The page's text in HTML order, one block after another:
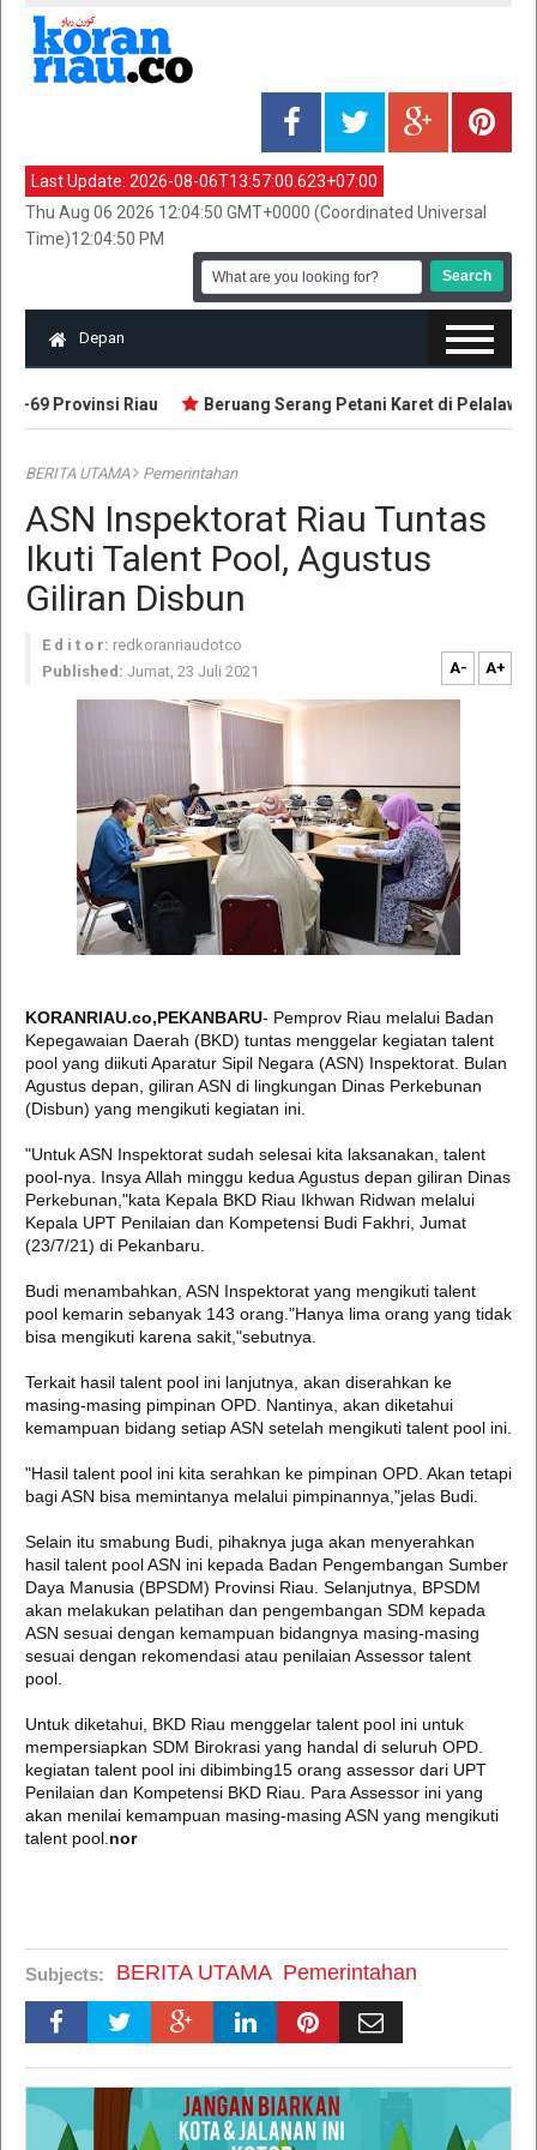
Last Update: 2026-08-06T13:57:00.623+07:00
Thu Aug 06 2026 12:04:50 GMT+0000 (Coordinated Universal
Time)12:04:50 PM
Depan
69 Provinsi Riau Beruang Serang Petani Karet di Pelalawan
BERITA UTAMA Pemerintahan
ASN Inspektorat Riau Tuntas
Ikuti Talent Pool, Agustus
Giliran Disbun
E d i t o r: redkoranriaudotco
Published: Jumat, 23 Juli 2021 A- A+
KORANRIAU.co,PEKANBARU- Pemprov Riau melalui Badan
Kepegawaian Daerah (BKD) tuntas menggelar kegiatan talent
pool yang diikuti Aparatur Sipil Negara (ASN) Inspektorat. Bulan
Agustus depan, giliran ASN di lingkungan Dinas Perkebunan
(Disbun) yang mengikuti kegiatan ini.
"Untuk ASN Inspektorat sudah selesai kita laksanakan, talent
pool-nya. Insya Allah minggu kedua Agustus depan giliran Dinas
Perkebunan,"kata Kepala BKD Riau Ikhwan Ridwan melalui
Kepala UPT Penilaian dan Kompetensi Budi Fakhri, Jumat
(23/7/21) di Pekanbaru.
Budi menambahkan, ASN Inspektorat yang mengikuti talent
pool kemarin sebanyak 143 orang."Hanya lima orang yang tidak
bisa mengikuti karena sakit,"sebutnya.
Terkait hasil talent pool ini lanjutnya, akan diserahkan ke
masing-masing pimpinan OPD. Nantinya, akan diketahui
kemampuan bidang setiap ASN setelah mengikuti talent pool ini.
"Hasil talent pool ini kita serahkan ke pimpinan OPD. Akan tetapi
bagi ASN bisa memintanya melalui pimpinannya,"jelas Budi.
Selain itu smabung Budi, pihaknya juga akan menyerahkan
hasil talent pool ASN ini kepada Badan Pengembangan Sumber
Daya Manusia (BPSDM) Provinsi Riau. Selanjutnya, BPSDM
akan melakukan pelatihan dan pengembangan SDM kepada
ASN sesuai dengan kemampuan bidangnya masing-masing
sesuai dengan rekomendasi atau penilaian Assessor talent
pool.
Untuk diketahui, BKD Riau menggelar talent pool ini untuk
mempersiapkan SDM Birokrasi yang handal di seluruh OPD.
kegiatan talent pool ini dibimbing15 orang assessor dari UPT
Penilaian dan Kompetensi BKD Riau. Para Assessor ini yang
akan menilai kemampuan masing-masing ASN yang mengikuti
talent pool. nor
Subjects: BERITA UTAMA Pemerintahan